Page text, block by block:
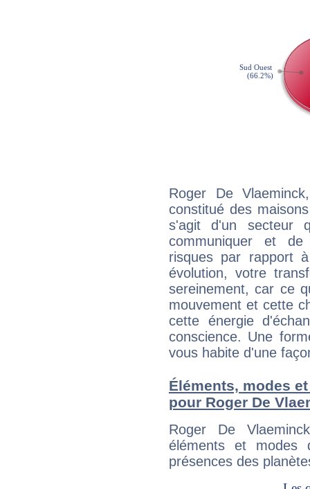
Roger De
constitué des
s'agit d'un secteur
communiquer et
risques par rapport
évolution, votre
sereinement, car ce
mouvement et cette
cette énergie
conscience. Une
vous habite d'une
Éléments, modes
pour Roger De
Roger De
éléments et modes
présences des